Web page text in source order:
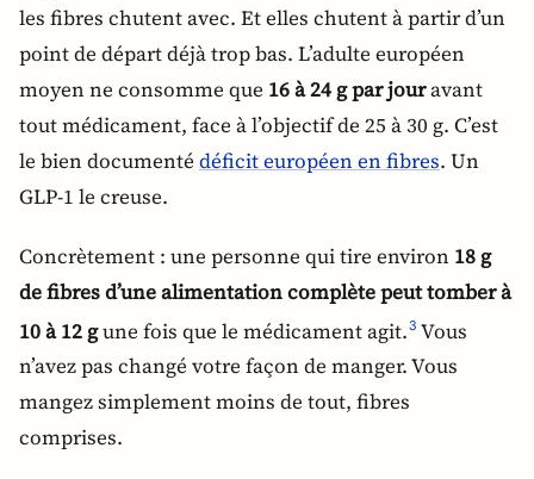
les fibres chutent avec. Et elles chutent à partir d’un
point de départ déjà trop bas. L’adulte européen
moyen ne consomme que 16 à 24 g par jouravant
tout médicament, face à l’objectif de 25 à 30 g. C’est
le bien documenté déficit européen en fibres. Un
GLP-1 le creuse.
Concrètement : une personne qui tire environ 18 g
de fibres d’une alimentation complète peut tomber à
10 à 12 gune fois que le médicament agit.3 Vous
n’avez pas changé votre façon de manger. Vous
mangez simplement moins de tout, fibres
comprises.